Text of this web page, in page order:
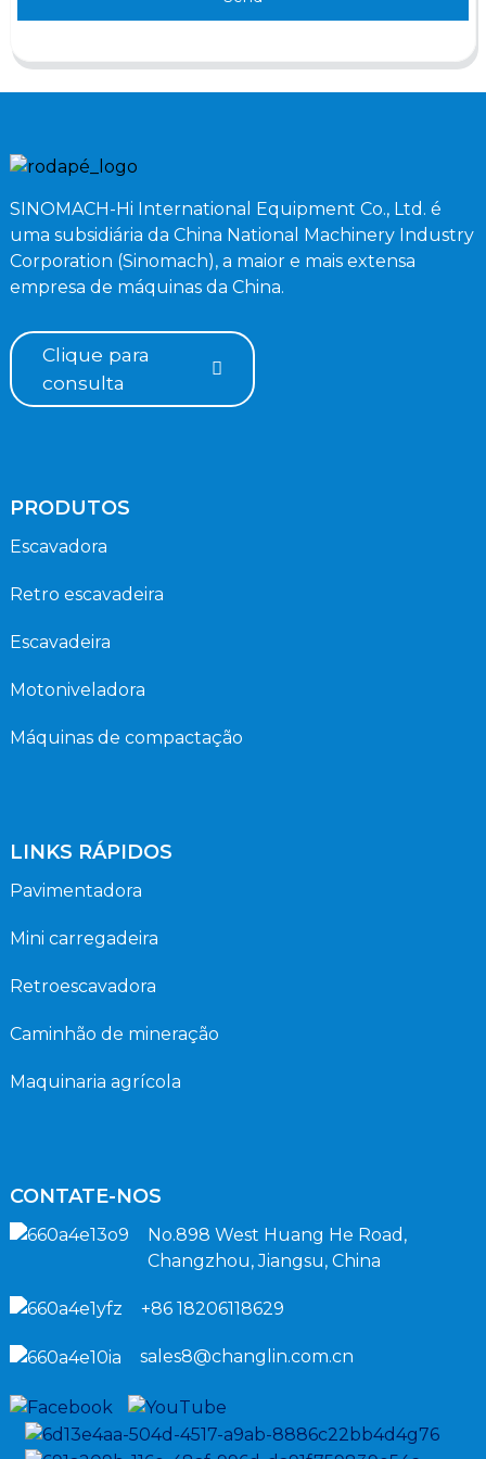
SINOMACH-Hi International Equipment Co., Ltd. é
uma subsidiária da China National Machinery Industry
Corporation (Sinomach), a maior e mais extensa
empresa de máquinas da China.
Clique para
consulta
PRODUTOS
Escavadora
Retro escavadeira
Escavadeira
Motoniveladora
Máquinas de compactação
LINKS RÁPIDOS
Pavimentadora
Mini carregadeira
Retroescavadora
Caminhão de mineração
Maquinaria agrícola
CONTATE-NOS
No.898 West Huang He Road,
Changzhou, Jiangsu, China
+86 18206118629
sales8@changlin.com.cn